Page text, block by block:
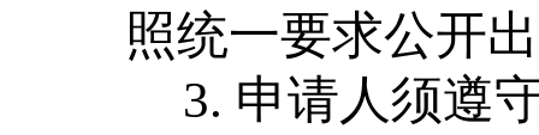
照统一要求公开
3. 申请人须遵